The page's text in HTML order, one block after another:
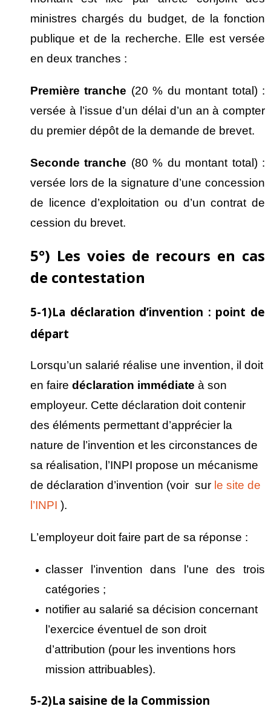
ministres chargés du budget, de la fonction
publique et de la recherche. Elle est versée
en deux tranches :
Première tranche (20 % du montant total) :
versée à l’issue d’un délai d’un an à compter
du premier dépôt de la demande de brevet.
Seconde tranche (80 % du montant total) :
versée lors de la signature d’une concession
de licence d’exploitation ou d’un contrat de
cession du brevet.
5°) Les voies de recours en cas
de contestation
5-1)La déclaration d’invention : point de
départ
Lorsqu’un salarié réalise une invention, il doit
en faire déclaration immédiate à son
employeur. Cette déclaration doit contenir
des éléments permettant d’apprécier la
nature de l’invention et les circonstances de
sa réalisation, l’INPI propose un mécanisme
de déclaration d’invention (voir sur le site de
l’INPI ).
L’employeur doit faire part de sa réponse :
classer l’invention dans l’une des trois
catégories ;
notifier au salarié sa décision concernant
l’exercice éventuel de son droit
d’attribution (pour les inventions hors
mission attribuables).
5-2)La saisine de la Commission